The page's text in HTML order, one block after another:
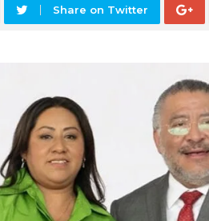
Share on Twitter